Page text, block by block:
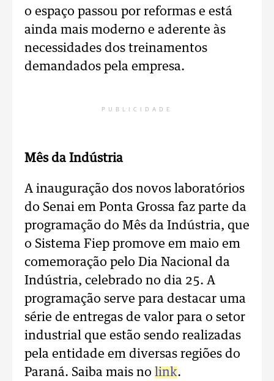
o espaço passou por reformas e está
ainda mais moderno e aderente às
necessidades dos treinamentos
demandados pela empresa.
PUBLICIDADE
Mês da Indústria
A inauguração dos novos laboratórios
do Senai em Ponta Grossa faz parte da
programação do Mês da Indústria, que
o Sistema Fiep promove em maio em
comemoração pelo Dia Nacional da
Indústria, celebrado no dia 25. A
programação serve para destacar uma
série de entregas de valor para o setor
industrial que estão sendo realizadas
pela entidade em diversas regiões do
Paraná. Saiba mais no link.